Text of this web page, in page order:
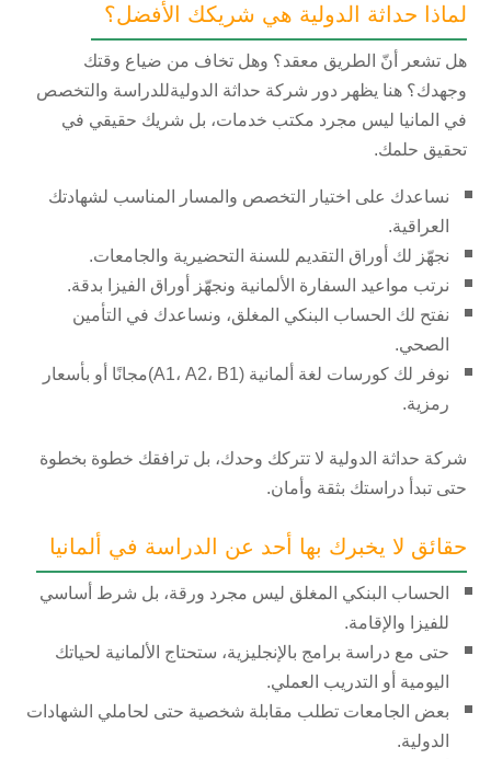
لماذا حداثة الدولية هي شريكك الأفضل؟
هل تشعر أنّ الطريق معقد؟ وهل تخاف من ضياع وقتك
وجهدك؟ هنا يظهر دور شركة حداثة الدوليةللدراسة والتخصص
في المانيا ليس مجرد مكتب خدمات، بل شريك حقيقي في
تحقيق حلمك.
نساعدك على اختيار التخصص والمسار المناسب لشهادتك
العراقية.
نجهّز لك أوراق التقديم للسنة التحضيرية والجامعات.
نرتب مواعيد السفارة الألمانية ونجهّز أوراق الفيزا بدقة.
نفتح لك الحساب البنكي المغلق، ونساعدك في التأمين
الصحي.
نوفر لك كورسات لغة ألمانية (A1، A2، B1)مجانًا أو بأسعار
رمزية.
شركة حداثة الدولية لا تتركك وحدك، بل ترافقك خطوة بخطوة
حتى تبدأ دراستك بثقة وأمان.
حقائق لا يخبرك بها أحد عن الدراسة في ألمانيا
الحساب البنكي المغلق ليس مجرد ورقة، بل شرط أساسي
للفيزا والإقامة.
حتى مع دراسة برامج بالإنجليزية، ستحتاج الألمانية لحياتك
اليومية أو التدريب العملي.
بعض الجامعات تطلب مقابلة شخصية حتى لحاملي الشهادات
الدولية.